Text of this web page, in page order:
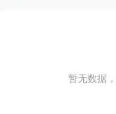
暂无数据